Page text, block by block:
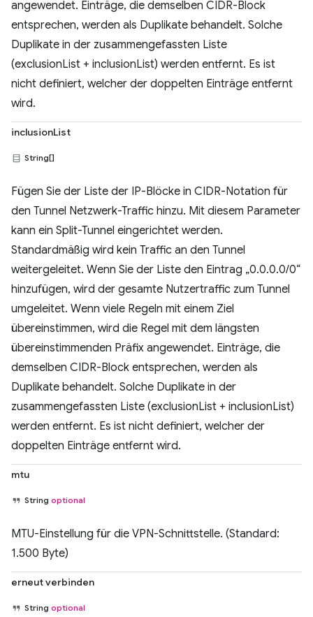
angewendet. Einträge, die demselben CIDR-Block
entsprechen, werden als Duplikate behandelt. Solche
Duplikate in der zusammengefassten Liste
(exclusionList + inclusionList) werden entfernt. Es ist
nicht definiert, welcher der doppelten Einträge entfernt
wird.
inclusionList
String[]
Fügen Sie der Liste der IP-Blöcke in CIDR-Notation für
den Tunnel Netzwerk-Traffic hinzu. Mit diesem Parameter
kann ein Split-Tunnel eingerichtet werden.
Standardmäßig wird kein Traffic an den Tunnel
weitergeleitet. Wenn Sie der Liste den Eintrag „0.0.0.0/0“
hinzufügen, wird der gesamte Nutzertraffic zum Tunnel
umgeleitet. Wenn viele Regeln mit einem Ziel
übereinstimmen, wird die Regel mit dem längsten
übereinstimmenden Präfix angewendet. Einträge, die
demselben CIDR-Block entsprechen, werden als
Duplikate behandelt. Solche Duplikate in der
zusammengefassten Liste (exclusionList + inclusionList)
werden entfernt. Es ist nicht definiert, welcher der
doppelten Einträge entfernt wird.
mtu
String optional
MTU-Einstellung für die VPN-Schnittstelle. (Standard:
1.500 Byte)
erneut verbinden
String optional